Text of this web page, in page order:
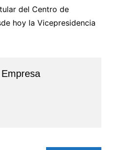
del Centro de
hoy la Vicepresidencia